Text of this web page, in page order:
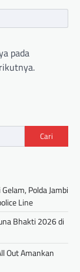
pada
Cari
Polda Jambi
Line
Bhakti 2026 di
Out Amankan